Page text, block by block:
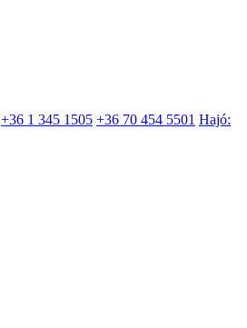
+36 1 345 1505 +36 70 454 5501 Hajó: